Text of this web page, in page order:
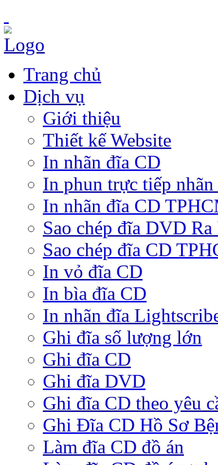
Trang chủ
Dịch vụ
Giới thiệu
Thiết kế Website
In nhãn đĩa CD
In phun trực tiếp
In nhãn đĩa CD
Sao chép đĩa DVD
Sao chép đĩa CD
In vỏ đĩa CD
In bìa đĩa CD
In nhãn đĩa
Ghi đĩa số lượng lớn
Ghi đĩa CD
Ghi đĩa DVD
Ghi đĩa CD theo yêu
Ghi Đĩa CD Hồ Sơ
Làm đĩa CD đồ án